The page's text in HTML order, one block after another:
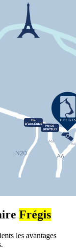
Frégis
les avantages